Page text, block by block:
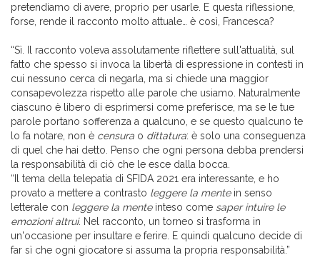
pretendiamo di avere, proprio per usarle. E questa riflessione,
forse, rende il racconto molto attuale… è così, Francesca?
“Sì. Il racconto voleva assolutamente riflettere sull'attualità, sul
fatto che spesso si invoca la libertà di espressione in contesti in
cui nessuno cerca di negarla, ma si chiede una maggior
consapevolezza rispetto alle parole che usiamo. Naturalmente
ciascuno è libero di esprimersi come preferisce, ma se le tue
parole portano sofferenza a qualcuno, e se questo qualcuno te
lo fa notare, non è censura o dittatura: è solo una conseguenza
di quel che hai detto. Penso che ogni persona debba prendersi
la responsabilità di ciò che le esce dalla bocca.
“Il tema della telepatia di SFIDA 2021 era interessante, e ho
provato a mettere a contrasto leggere la mentein senso
letterale con leggere la menteinteso come saper intuire le
emozioni altrui. Nel racconto, un torneo si trasforma in
un'occasione per insultare e ferire. E quindi qualcuno decide di
far sì che ogni giocatore si assuma la propria responsabilità.”